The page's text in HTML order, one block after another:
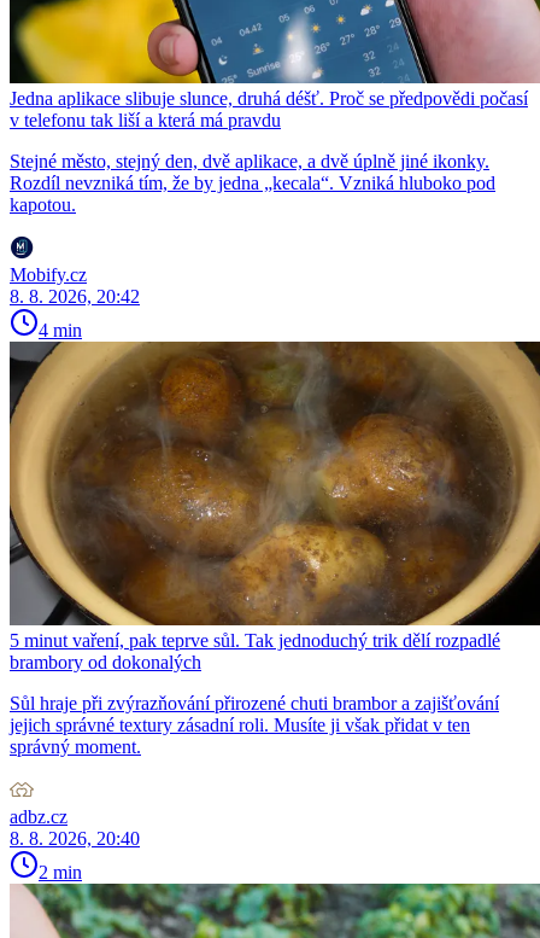
Jedna aplikace slibuje slunce, druhá déšť. Proč se předpovědi počasí
v telefonu tak liší a která má pravdu
Stejné město, stejný den, dvě aplikace, a dvě úplně jiné ikonky.
Rozdíl nevzniká tím, že by jedna „kecala“. Vzniká hluboko pod
kapotou.
Mobify.cz
8. 8. 2026, 20:42
4 min
5 minut vaření, pak teprve sůl. Tak jednoduchý trik dělí rozpadlé
brambory od dokonalých
Sůl hraje při zvýrazňování přirozené chuti brambor a zajišťování
jejich správné textury zásadní roli. Musíte ji však přidat v ten
správný moment.
adbz.cz
8. 8. 2026, 20:40
2 min